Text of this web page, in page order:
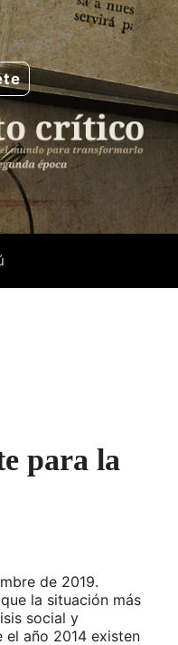
para la
de 2019.
la situación más
social y
el año 2014 existen